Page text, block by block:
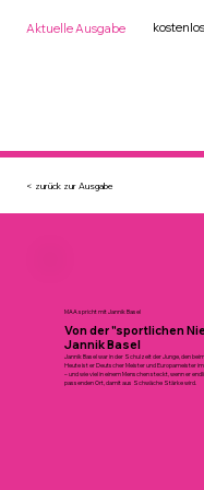
Aktuelle Ausgabe
< zurück zur Ausgabe
MAA spricht mit Jannik Basel
Von der "sportlichen
Jannik Basel
Jannik Basel war in der Schulzeit der Junge, den
Heute ist er Deutscher Meister und Europameister
– und wie viel in einem Menschen steckt, wenn er
passenden Ort, damit aus Schwäche Stärke wird.